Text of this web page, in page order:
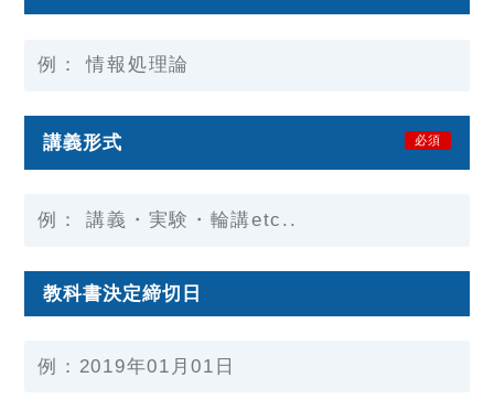
講義形式 必須
教科書決定締切日